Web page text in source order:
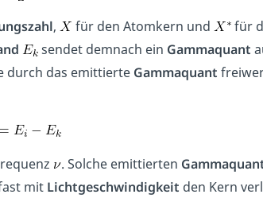
, für den Atomkern und
für
sendet demnach ein Gammaquant
durch das emittierte Gammaquant
. Solche emittierten
mit Lichtgeschwindigkeit den Kern